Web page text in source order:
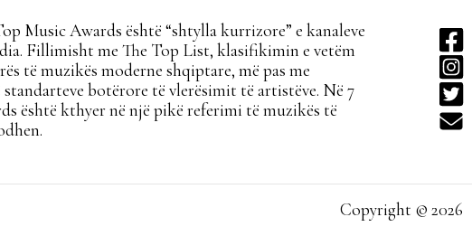
Music Awards është “shtylla kurrizore” e kanaleve
Fillimisht me The Top List, klasifikimin e vetëm
të muzikës moderne shqiptare, më pas me
standarteve botërore të vlerësimit të artistëve. Në 7
është kthyer në një pikë referimi të muzikës të
Copyright © 2026